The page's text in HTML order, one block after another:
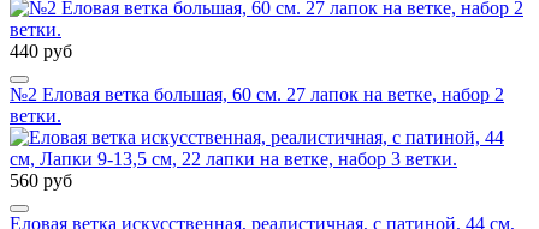
440 руб
№2 Еловая ветка большая, 60 см. 27 лапок на ветке, набор 2
ветки.
560 руб
Еловая ветка искусственная, реалистичная, с патиной, 44 см,